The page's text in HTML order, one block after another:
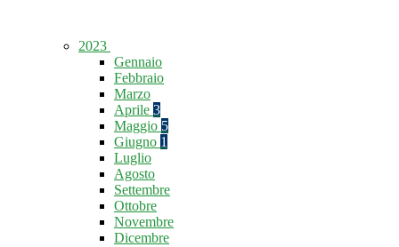
2023
Gennaio
Febbraio
Marzo
Aprile 3
Maggio 5
Giugno 1
Luglio
Agosto
Settembre
Ottobre
Novembre
Dicembre